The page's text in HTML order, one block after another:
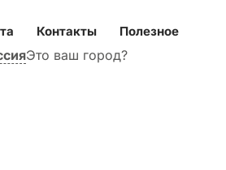
Контакты Полезное
Это ваш город?